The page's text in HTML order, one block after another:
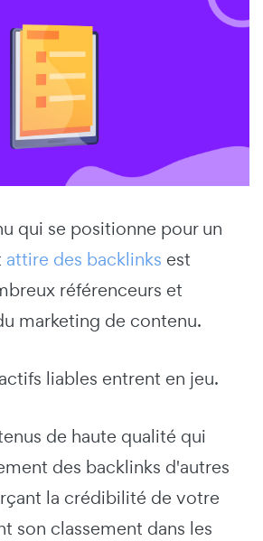
qui se positionne pour un
attire des backlinks est
référenceurs et
marketing de contenu.
liables entrent en jeu.
de haute qualité qui
des backlinks d'autres
la crédibilité de votre
son classement dans les